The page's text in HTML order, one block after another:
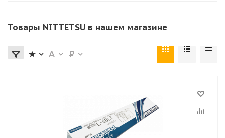
Товары NITTETSU в нашем магазине